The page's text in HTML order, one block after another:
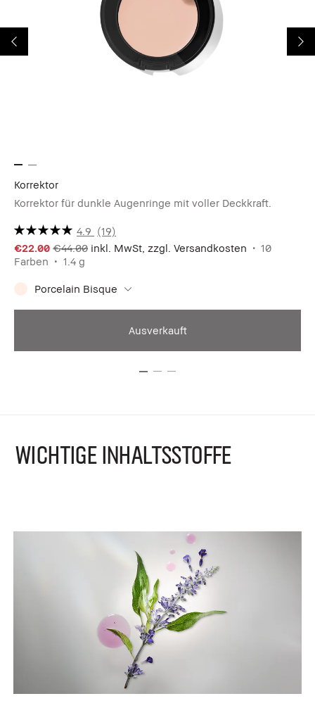
Korrektor
Korrektor für dunkle Augenringe mit voller Deckkraft.
4.9 (19)
€22.00 €44.00 inkl. MwSt, zzgl. Versandkosten
10
Farben
1.4 g
Porcelain Bisque
Ausverkauft
WICHTIGE INHALTSSTOFFE